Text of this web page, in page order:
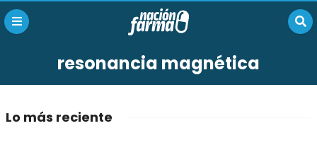
resonancia magnética
Lo más reciente